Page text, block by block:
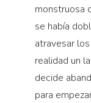
monstruosa
se había
atravesar
realidad un
decide
para